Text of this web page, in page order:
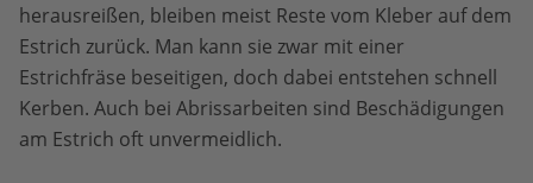
herausreißen, bleiben meist Reste vom Kleber auf dem
Estrich zurück. Man kann sie zwar mit einer
Estrichfräse beseitigen, doch dabei entstehen schnell
Kerben. Auch bei Abrissarbeiten sind Beschädigungen
am Estrich oft unvermeidlich.